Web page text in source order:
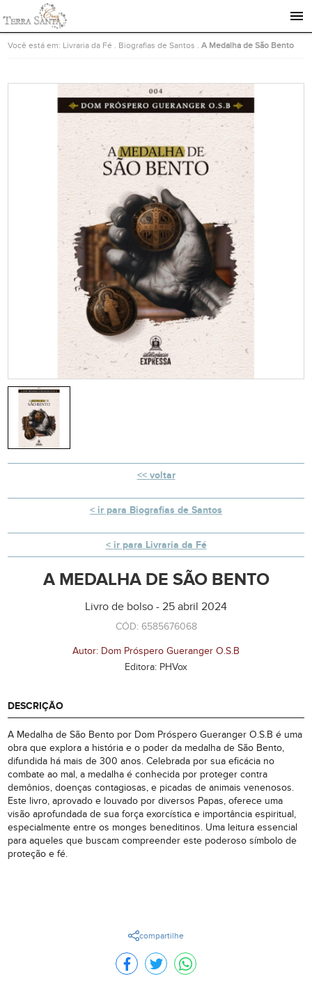
Ir para a página inicial
Você está em: Livraria da Fé Biografias de Santos .A Medalha de São Bento
voltar
ir para Biografias de Santos
ir para Livraria da Fé
A MEDALHA DE SÃO BENTO
Livro de bolso - 25 abril 2024
CÓD: 6585676068
Autor: Dom Próspero Gueranger O.S.B
Editora: PHVox
DESCRIÇÃO
A Medalha de São Bento por Dom Próspero Gueranger O.S.B é uma
obra que explora a história e o poder da medalha de São Bento,
difundida há mais de 300 anos. Celebrada por sua eficácia no
combate ao mal, a medalha é conhecida por proteger contra
demônios, doenças contagiosas, e picadas de animais venenosos.
Este livro, aprovado e louvado por diversos Papas, oferece uma
visão aprofundada de sua força exorcística e importância espiritual,
especialmente entre os monges beneditinos. Uma leitura essencial
para aqueles que buscam compreender este poderoso símbolo de
proteção e fé.
compartilhe